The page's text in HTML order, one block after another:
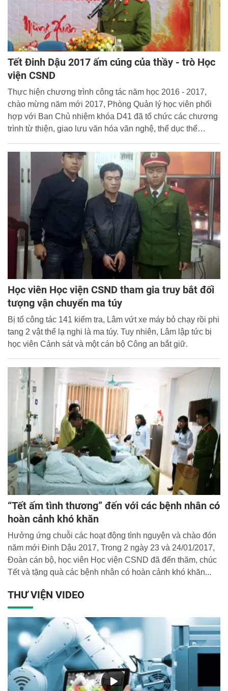
Tết Đinh Dậu 2017 ấm cúng của thầy - trò Học
viện CSND
Thực hiện chương trình công tác năm học 2016 - 2017,
chào mừng năm mới 2017, Phòng Quản lý học viên phối
hợp với Ban Chủ nhiệm khóa D41 đã tổ chức các chương
trình từ thiện, giao lưu văn hóa văn nghệ, thể dục thể
không khí Tết vui tươi, lành mạnh, ấm cúng và an toàn.
Học viên Học viện CSND tham gia truy bắt đối
tượng vận chuyển ma túy
Bị tổ công tác 141 kiểm tra, Lâm vứt xe máy bỏ chạy rồi phi
tang 2 vật thể lạ nghi là ma túy. Tuy nhiên, Lâm lập tức bị
học viên Cảnh sát và một cán bộ Công an bắt giữ.
“Tết ấm tình thương” đến với các bệnh nhân có
hoàn cảnh khó khăn
Hưởng ứng chuỗi các hoạt động tình nguyện và chào đón
năm mới Đinh Dậu 2017, Trong 2 ngày 23 và 24/01/2017,
Đoàn cán bộ, học viên Học viện CSND đã đến thăm, chúc
Tết và tặng quà các bệnh nhân có hoàn cảnh khó khăn...
THƯ VIỆN VIDEO